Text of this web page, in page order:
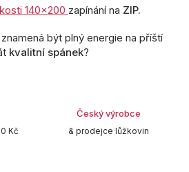
140x200 zapínání na ZIP.
být plný energie na příští
kvalitní spánek?
Kč
Český výrobce
& prodejce lůžkovin